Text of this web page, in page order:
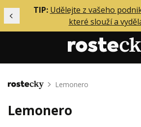
Předchozí
TIP: Udělejte z vašeho
které slouží a
Mentoring
Solo
Domů Lemonero
Lemonero